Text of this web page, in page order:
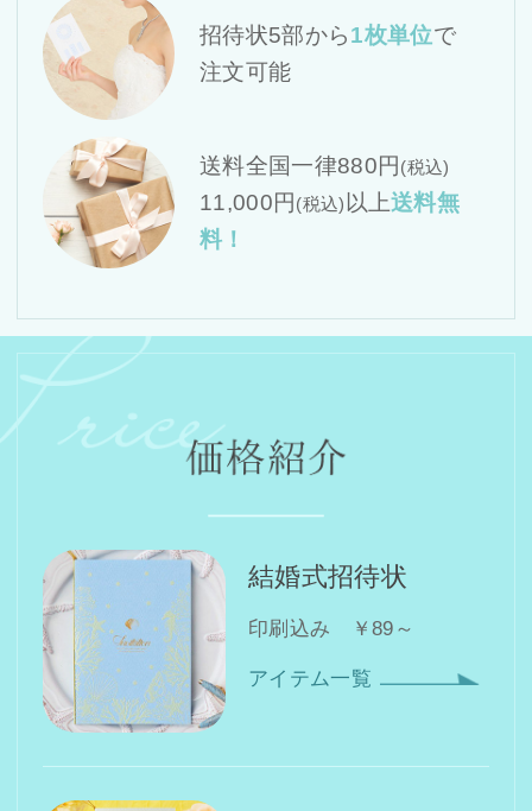
招待状5部から1枚単位で
注文可能
送料全国一律880円 (税込)
11,000円 (税込) 以上送料無
料！
結婚式招待状
印刷込み ￥89～
アイテム一覧